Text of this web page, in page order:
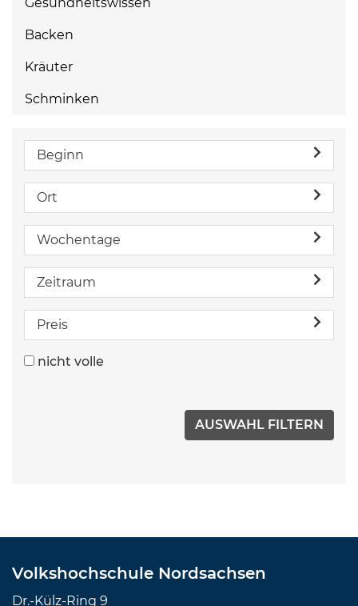
Backen
Kräuter
Schminken
Beginn
Ort
Wochentage
Zeitraum
Preis
nicht volle
Volkshochschule Nordsachsen
Dr.-Külz-Ring 9